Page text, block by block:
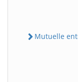
Mutuelle